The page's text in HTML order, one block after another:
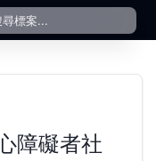
menu
障礙者社